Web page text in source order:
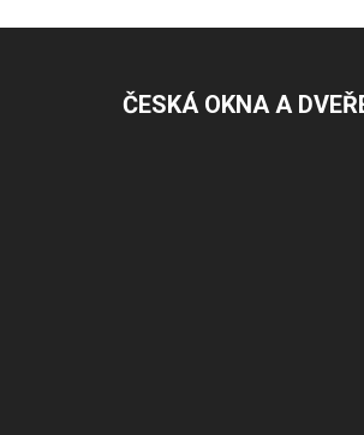
ČESKÁ OKNA A